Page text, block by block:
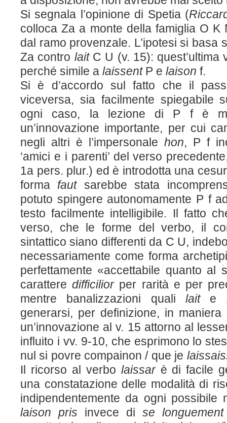
Si segnala l’opinione di Spetia (
colloca Za a monte della famiglia O K
dal ramo provenzale. L’ipotesi si basa
Za contro laitC U (v. 15): quest’ultima
perché simile a laissentP e laison f.
Si è d’accordo sul fatto che il
viceversa, sia facilmente spiegabile
ogni caso, la lezione di P f è
un’innovazione importante, per cui
negli altri è l’impersonale hon, P f
‘amici e i parenti’ del verso
1a pers. plur.) ed è introdotta una
formafautsarebbe stata
potuto spingere autonomamente P f
testo facilmente intelligibile. Il fatto
verso, che le forme del verbo, il
sintattico siano differenti da C U,
necessariamente come forma
perfettamente «accettabile quanto al
caratteredifficiliorper rarità e per
mentre banalizzazioni quali laite
generarsi, per definizione, in maniera
un’innovazione al v. 15 attorno al
influito i vv. 9-10, che esprimono lo
nul si povre compainon / que je
Il ricorso al verbo laissar è di facile
una constatazione delle modalità di
indipendentemente da ogni possibile
laison pris invece di se